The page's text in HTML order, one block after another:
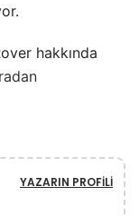
hakkında
YAZARIN PROFILI